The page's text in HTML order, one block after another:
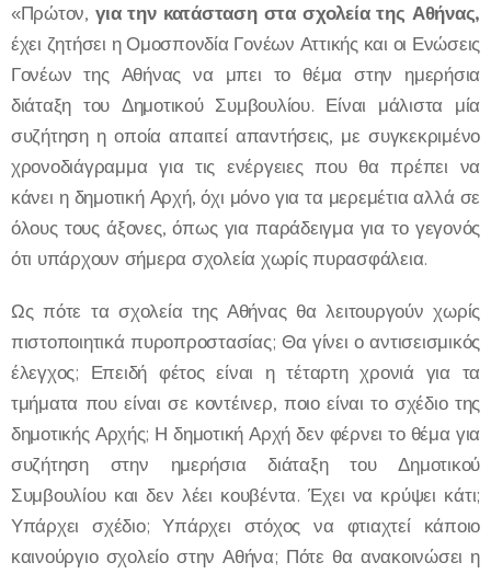
«Πρώτον, για την κατάσταση στα σχολεία της Αθήνας,
έχει ζητήσει η Ομοσπονδία Γονέων Αττικής και οι Ενώσεις
Γονέων της Αθήνας να μπει το θέμα στην ημερήσια
διάταξη του Δημοτικού Συμβουλίου. Είναι μάλιστα μία
συζήτηση η οποία απαιτεί απαντήσεις, με συγκεκριμένο
χρονοδιάγραμμα για τις ενέργειες που θα πρέπει να
κάνει η δημοτική Αρχή, όχι μόνο για τα μερεμέτια αλλά σε
όλους τους άξονες, όπως για παράδειγμα για το γεγονός
ότι υπάρχουν σήμερα σχολεία χωρίς πυρασφάλεια.
Ως πότε τα σχολεία της Αθήνας θα λειτουργούν χωρίς
πιστοποιητικά πυροπροστασίας; Θα γίνει ο αντισεισμικός
έλεγχος; Επειδή φέτος είναι η τέταρτη χρονιά για τα
τμήματα που είναι σε κοντέινερ, ποιο είναι το σχέδιο της
δημοτικής Αρχής; Η δημοτική Αρχή δεν φέρνει το θέμα για
συζήτηση στην ημερήσια διάταξη του Δημοτικού
Συμβουλίου και δεν λέει κουβέντα. Έχει να κρύψει κάτι;
Υπάρχει σχέδιο; Υπάρχει στόχος να φτιαχτεί κάποιο
καινούργιο σχολείο στην Αθήνα; Πότε θα ανακοινώσει η